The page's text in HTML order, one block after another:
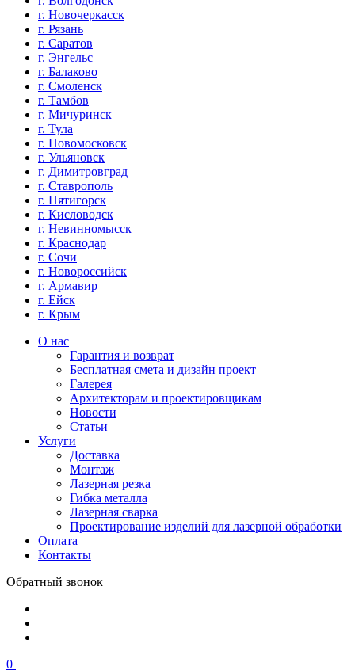
г. Новочеркасск
г. Рязань
г. Саратов
г. Энгельс
г. Балаково
г. Смоленск
г. Тамбов
г. Мичуринск
г. Тула
г. Новомосковск
г. Ульяновск
г. Димитровград
г. Ставрополь
г. Пятигорск
г. Кисловодск
г. Невинномысск
г. Краснодар
г. Сочи
г. Новороссийск
г. Армавир
г. Ейск
г. Крым
О нас
Гарантия и возврат
Бесплатная смета и дизайн проект
Галерея
Архитекторам и проектировщикам
Новости
Статьи
Услуги
Доставка
Монтаж
Лазерная резка
Гибка металла
Лазерная сварка
Проектирование изделий для лазерной обработки
Оплата
Контакты
Обратный звонок
0